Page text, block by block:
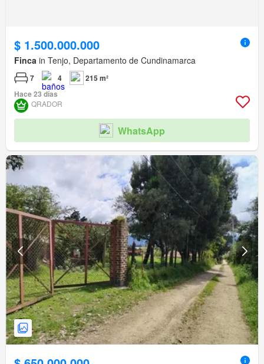
$ 1.500.000.000
Finca in Tenjo, Departamento de Cundinamarca
7 4
215 m²
Hace 23 días
QRADOR
WhatsApp